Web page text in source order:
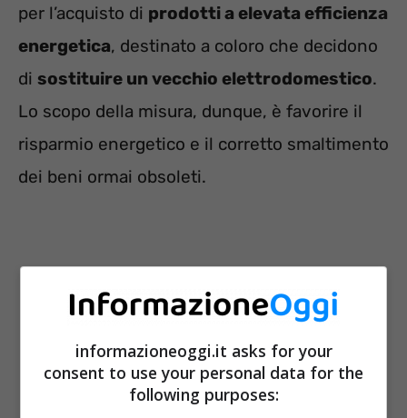
per l’acquisto di prodotti a elevata efficienza
energetica, destinato a coloro che decidono
di sostituire un vecchio elettrodomestico.
Lo scopo della misura, dunque, è favorire il
risparmio energetico e il corretto smaltimento
dei beni ormai obsoleti.
informazioneoggi.it asks for your
consent to use your personal data for the
following purposes: